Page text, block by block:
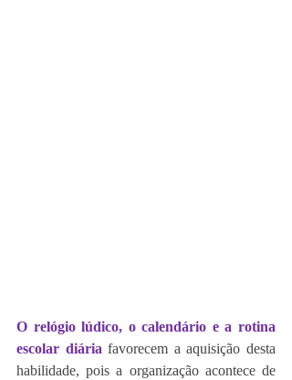
O relógio lúdico, o calendário e a rotina
escolar diária favorecem a aquisição desta
habilidade, pois a organização acontece de